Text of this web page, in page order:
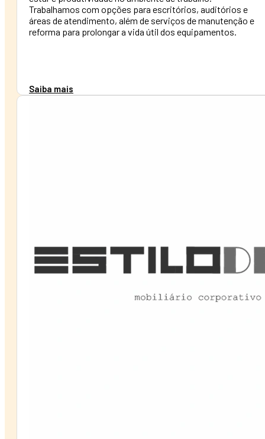
Trabalhamos com opções para escritórios, auditórios e
áreas de atendimento, além de serviços de manutenção e
reforma para prolongar a vida útil dos equipamentos.
Saiba mais